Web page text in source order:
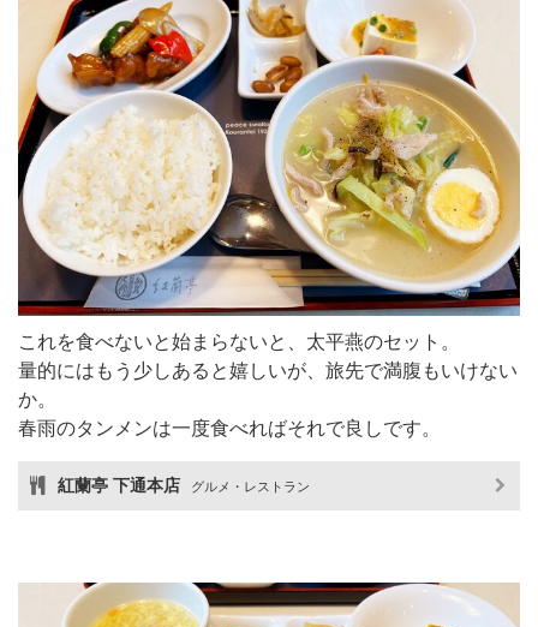
これを食べないと始まらないと、太平燕のセット。
量的にはもう少しあると嬉しいが、旅先で満腹もいけない
か。
春雨のタンメンは一度食べればそれで良しです。
紅蘭亭 下通本店 グルメ・レストラン